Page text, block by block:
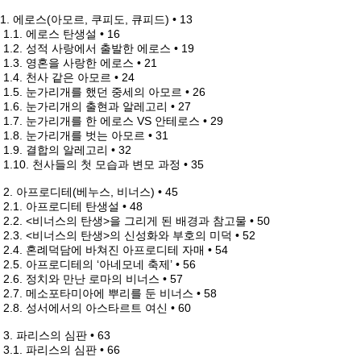
1. 에로스(아모르, 쿠피도, 큐피드) • 13
1.1. 에로스 탄생설 • 16
1.2. 성적 사랑에서 출발한 에로스 • 19
1.3. 영혼을 사랑한 에로스 • 21
1.4. 천사 같은 아모르 • 24
1.5. 눈가리개를 했던 중세의 아모르 • 26
1.6. 눈가리개의 출현과 알레고리 • 27
1.7. 눈가리개를 한 에로스 VS 안테로스 • 29
1.8. 눈가리개를 벗는 아모르 • 31
1.9. 결합의 알레고리 • 32
1.10. 천사들의 첫 모습과 변모 과정 • 35
2. 아프로디테(베누스, 비너스) • 45
2.1. 아프로디테 탄생설 • 48
2.2. <비너스의 탄생>을 그리게 된 배경과 참고물 • 50
2.3. <비너스의 탄생>의 신성화와 부호의 미덕 • 52
2.4. 혼례덕담에 바쳐진 아프로디테 자매 • 54
2.5. 아프로디테의 ‘아네모네 축제’ • 56
2.6. 정치와 만난 로마의 비너스 • 57
2.7. 메소포타미아에 뿌리를 둔 비너스 • 58
2.8. 성서에서의 아스타르트 여신 • 60
3. 파리스의 심판 • 63
3.1. 파리스의 심판 • 66